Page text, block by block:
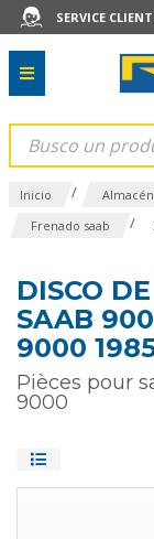
SERVICE
Inicio / Almacén
Frenado saab /
DISCO
SAAB
9000
Pièces pour
9000